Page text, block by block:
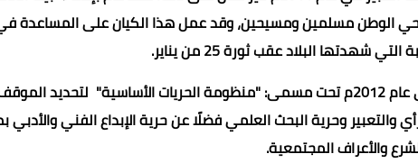
الوطن مسلمين ومسيحين، وقد عمل هذا الكيان على المساعدة
شهدتها البلاد عقب ثورة 25 من يناير.
ومن الأمثلة كذلك الوثيقة التي أنشأها فضيلة الإمام في عام 2012م تحت مسمى: "منظومة الحريات الأساسية" لتحديد
والتعبير وحرية البحث العلمي فضلًا عن حرية الإبداع الفني والأدبي
والأعراف المجتمعية.